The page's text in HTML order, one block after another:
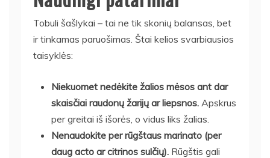
Tobuli šašlykai – tai ne tik skonių balansas, bet
ir tinkamas paruošimas. Štai kelios svarbiausios
taisyklės:
Niekuomet nedėkite žalios mėsos ant dar
skaisčiai raudonų žarijų ar liepsnos. Apskrus
per greitai iš išorės, o vidus liks žalias.
Nenaudokite per rūgštaus marinato (per
daug acto ar citrinos sulčių). Rūgštis gali